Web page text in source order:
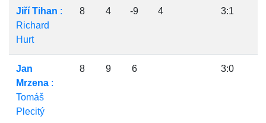
Jiří Tihan :
Richard
Hurt
8 4 -9 4 3:1
Jan
Mrzena :
Tomáš
Plecitý
8 9 6 3:0